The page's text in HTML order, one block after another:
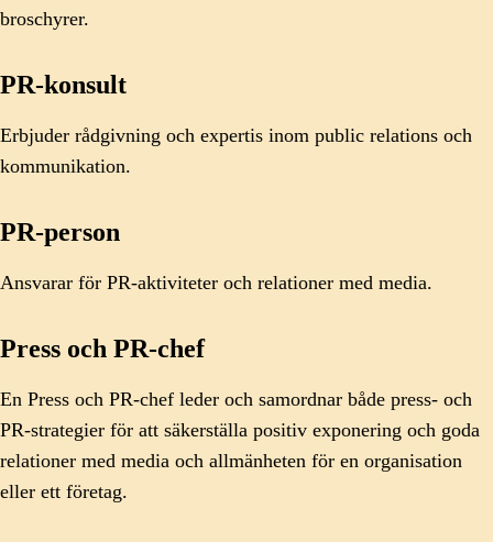
broschyrer.
PR-konsult
Erbjuder rådgivning och expertis inom public relations och
kommunikation.
PR-person
Ansvarar för PR-aktiviteter och relationer med media.
Press och PR-chef
En Press och PR-chef leder och samordnar både press- och
PR-strategier för att säkerställa positiv exponering och goda
relationer med media och allmänheten för en organisation
eller ett företag.